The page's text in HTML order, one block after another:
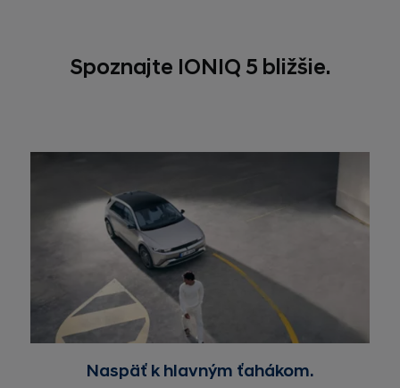
Spoznajte IONIQ 5 bližšie.
Naspäť k hlavným ťahákom.